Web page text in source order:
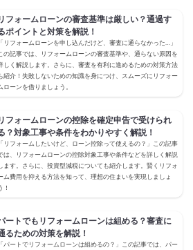
フォームローンの審査基準は厳しい？通過す
ポイントと対策を解説！
「リフォームローンを申し込んだけど、審査に通らなかった…」
の記事では、リフォームローンの審査基準や、通らない原因を
しく解説します。さらに、審査を有利に進めるための対策方法
紹介！失敗しないための知識を身につけ、スムーズにリフォー
ローンを借りましょう。
フォームローンの控除を確定申告で受けられ
？対象工事や条件をわかりやすく解説！
「リフォームしたいけど、ローン控除って使えるの？」この記事
は、リフォームローンの控除対象工事や条件などを詳しく解説
ます。さらに、投資型減税についても紹介します。賢くリフォ
ム費用を抑える方法を知って、理想の住まいを実現しましょ
！
ートでもリフォームローンは組める？審査に
るための対策を解説！
「パートでリフォームローンは組めるの？」この記事では、パー